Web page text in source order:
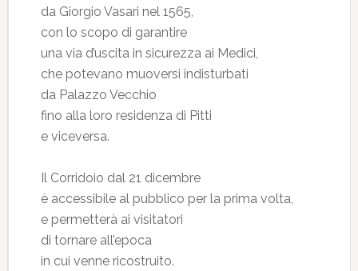
da Giorgio Vasari nel 1565,
con lo scopo di garantire
una via d’uscita in sicurezza ai Medici,
che potevano muoversi indisturbati
da Palazzo Vecchio
fino alla loro residenza di Pitti
e viceversa.
Il Corridoio dal 21 dicembre
è accessibile al pubblico per la prima volta,
e permetterà ai visitatori
di tornare all’epoca
in cui venne ricostruito.